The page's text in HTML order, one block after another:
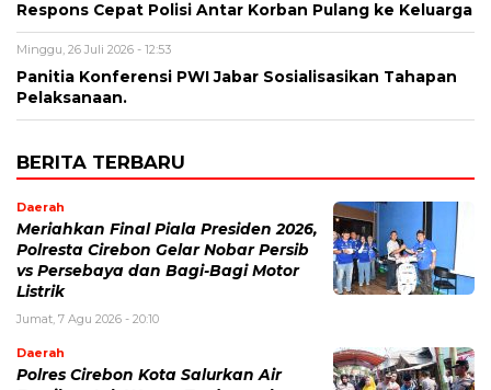
Respons Cepat Polisi Antar Korban Pulang ke Keluarga
Minggu, 26 Juli 2026 - 12:53
Panitia Konferensi PWI Jabar Sosialisasikan Tahapan
Pelaksanaan.
BERITA TERBARU
Daerah
Meriahkan Final Piala Presiden 2026,
Polresta Cirebon Gelar Nobar Persib
vs Persebaya dan Bagi-Bagi Motor
Listrik
Jumat, 7 Agu 2026 - 20:10
Daerah
Polres Cirebon Kota Salurkan Air